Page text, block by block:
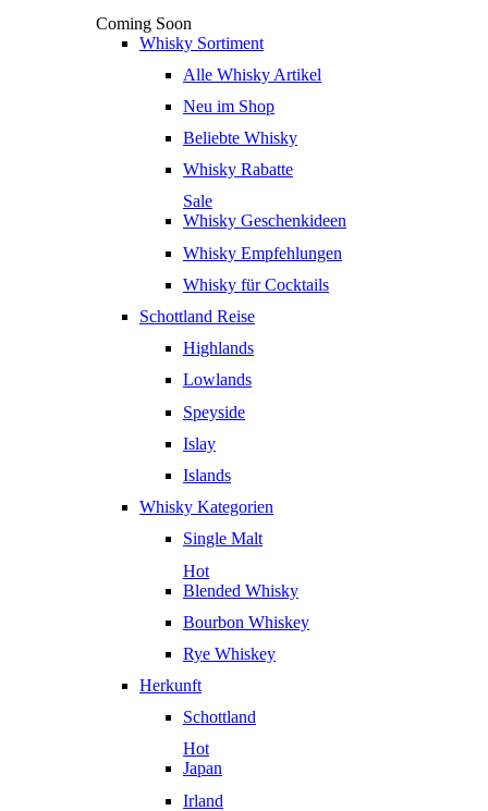
Coming Soon
Whisky Sortiment
Alle Whisky Artikel
Neu im Shop
Beliebte Whisky
Whisky Rabatte
Sale
Whisky Geschenkideen
Whisky Empfehlungen
Whisky für Cocktails
Schottland Reise
Highlands
Lowlands
Speyside
Islay
Islands
Whisky Kategorien
Single Malt
Hot
Blended Whisky
Bourbon Whiskey
Rye Whiskey
Herkunft
Schottland
Hot
Japan
Irland